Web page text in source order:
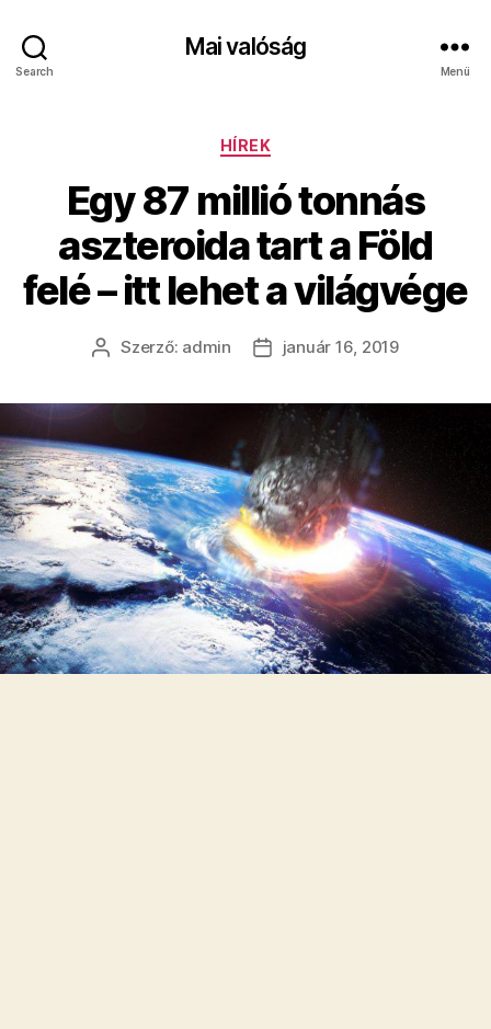
Search
Mai valóság
Menü
Kategóriák
HÍREK
Egy 87 millió tonnás
aszteroida tart a Föld
felé – itt lehet a világvége
Bejegyzés
Szerző: admin
Bejegyzés
január 16, 2019